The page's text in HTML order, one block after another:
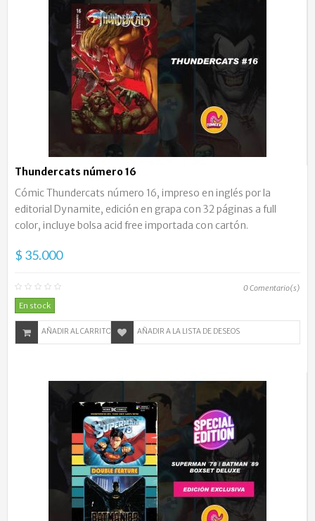
Thundercats número 16
Cómic Thundercats número 16, impreso en inglés por la
editorial Dynamite, edición en grapa con 32 páginas a full
color, incluye bolsa acid free importada con cartón.
$ 35.000
0Comentario(s)
En stock
AÑADIR AL CARRITO AÑADIR A LA LISTA DE DESEOS